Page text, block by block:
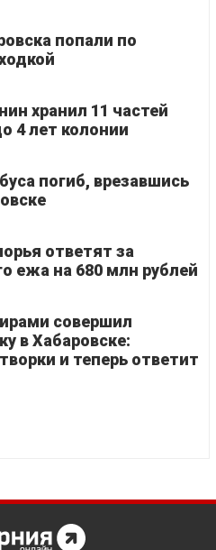
попали по
хранил 11 частей
4 лет колонии
погиб, врезавшись
ответят за
ежа на 680 млн рублей
совершил
в Хабаровске:
и теперь ответит